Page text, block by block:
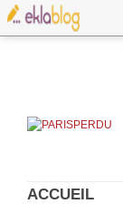
ACCUEIL